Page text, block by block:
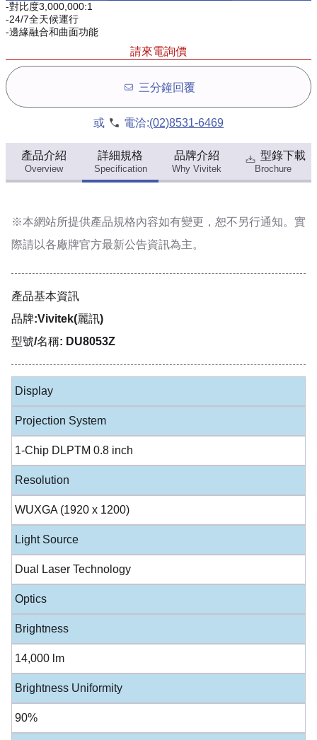
-對比度3,000,000:1
-24/7全天候運行
-邊緣融合和曲面功能
請來電詢價
三分鐘回覆
或 電洽:(02)8531-6469
產品介紹
Overview
詳細規格
Specification
品牌介紹
Why Vivitek
型錄下載
Brochure
※本網站所提供產品規格內容如有變更，恕不另行通知。實
際請以各廠牌官方最新公告資訊為主。
產品基本資訊
品牌:Vivitek(麗訊)
型號/名稱: DU8053Z
Display
Projection System
1-Chip DLPTM 0.8 inch
Resolution
WUXGA (1920 x 1200)
Light Source
Dual Laser Technology
Optics
Brightness
14,000 lm
Brightness Uniformity
90%